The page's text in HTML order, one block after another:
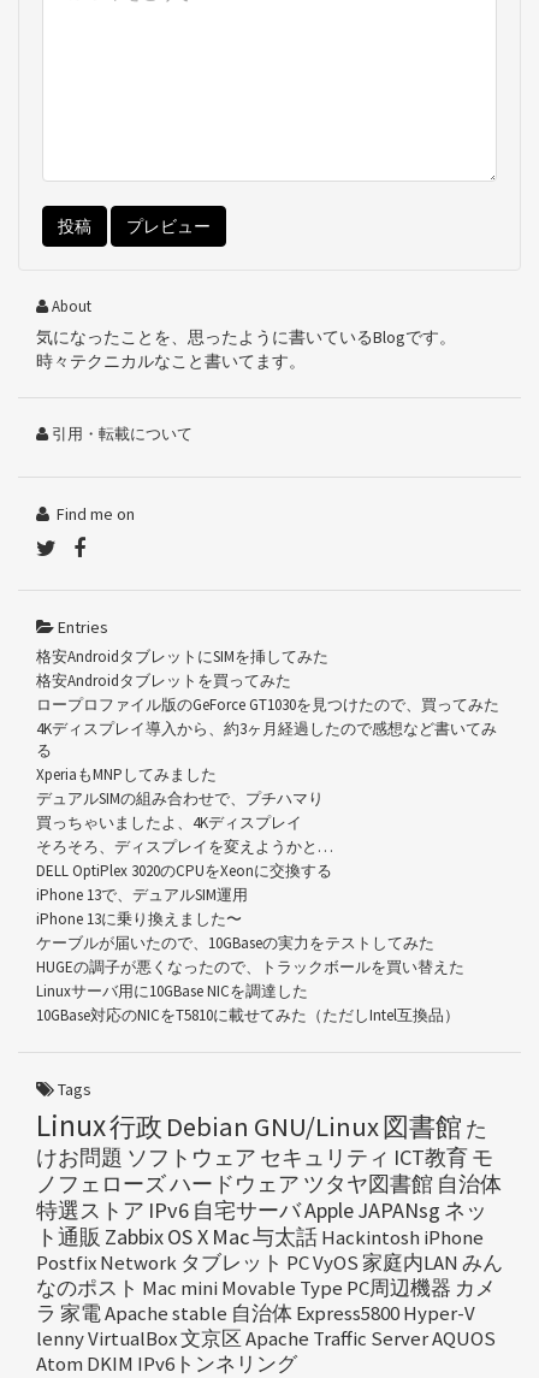
About
気になったことを、思ったように書いているBlogです。
時々テクニカルなこと書いてます。
引用・転載について
Find me on
Entries
格安AndroidタブレットにSIMを挿してみた
格安Androidタブレットを買ってみた
ロープロファイル版のGeForce GT1030を見つけたので、買ってみた
4Kディスプレイ導入から、約3ヶ月経過したので感想など書いてみ
る
XperiaもMNPしてみました
デュアルSIMの組み合わせで、プチハマり
買っちゃいましたよ、4Kディスプレイ
そろそろ、ディスプレイを変えようかと…
DELL OptiPlex 3020のCPUをXeonに交換する
iPhone 13で、デュアルSIM運用
iPhone 13に乗り換えました〜
ケーブルが届いたので、10GBaseの実力をテストしてみた
HUGEの調子が悪くなったので、トラックボールを買い替えた
Linuxサーバ用に10GBase NICを調達した
10GBase対応のNICをT5810に載せてみた（ただしIntel互換品）
Tags
Linux行政 Debian GNU/Linux図書館 た
けお問題 ソフトウェア セキュリティ ICT教育モ
ノフェローズハードウェア ツタヤ図書館 自治体
特選ストア IPv6 自宅サーバAppleJAPANsg ネッ
ト通販 ZabbixOS X Mac与太話Hackintosh iPhone
PostfixNetwork タブレット PCVyOS 家庭内LAN みん
なのポスト Mac miniMovable Type PC周辺機器 カメ
ラ 家電Apachestable 自治体Express5800Hyper-V
lennyVirtualBox文京区Apache Traffic ServerAQUOS
Atom DKIM IPv6トンネリング